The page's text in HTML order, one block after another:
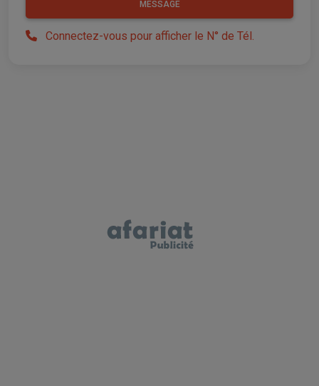
MESSAGE
Connectez-vous pour afficher le N° de Tél.